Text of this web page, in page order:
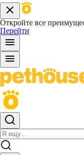
Откройте все
Перейти